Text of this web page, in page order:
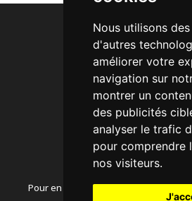
Nous utilisons
d'autres
améliorer votre
navigation sur
montrer un
des publicités
analyser le trafic
pour comprendre
nos visiteurs.
Acheter des
Secteurs
Comment ça
Exemple
Articles SEO
Pour en savoir plus sur le